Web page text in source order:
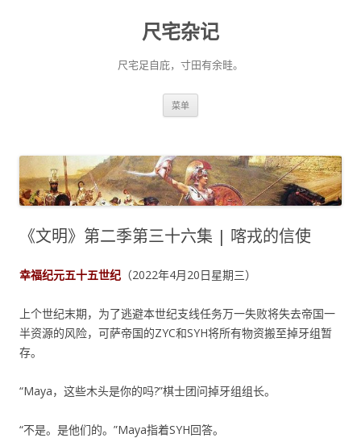
尺宅杂记
尺宅足自庇，寸田有余畦。
菜单
《文明》第二季第三十六集 | 喀戎的信使
幸福纪元五十五世纪 （2022年4月20日星期三）
上个世纪末期，为了逃避本世纪支线任务万一失败将失去帝国一
半资源的风险，可萨帝国的ZYC和SYH将所有物资搬至掉牙组暂
存。
“Maya，这些木头是你的吗?”棋士团问掉牙组组长。
“不是。是他们的。”Maya指着SYH回答。